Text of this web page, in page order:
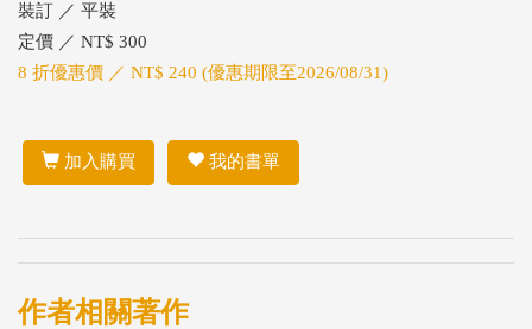
裝訂 ／ 平裝
定價 ／ NT$ 300
8 折優惠價 ／ NT$ 240 (優惠期限至2026/08/31)
加入購買 我的書單
作者相關著作